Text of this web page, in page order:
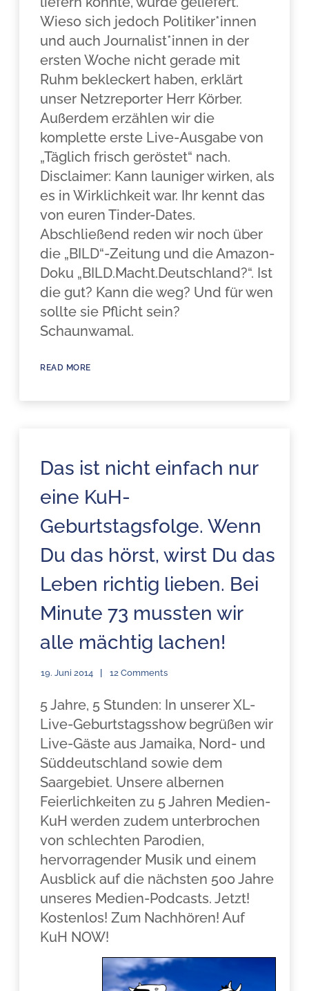
Wieso sich jedoch Politiker*innen
und auch Journalist*innen in der
ersten Woche nicht gerade mit
Ruhm bekleckert haben, erklärt
unser Netzreporter Herr Körber.
Außerdem erzählen wir die
komplette erste Live-Ausgabe von
„Täglich frisch geröstet“ nach.
Disclaimer: Kann launiger wirken, als
es in Wirklichkeit war. Ihr kennt das
von euren Tinder-Dates.
Abschließend reden wir noch über
die „BILD“-Zeitung und die Amazon-
Doku „BILD.Macht.Deutschland?“. Ist
die gut? Kann die weg? Und für wen
sollte sie Pflicht sein?
Schaunwamal.
READ MORE
Das ist nicht einfach nur
eine KuH-
Geburtstagsfolge. Wenn
Du das hörst, wirst Du das
Leben richtig lieben. Bei
Minute 73 mussten wir
alle mächtig lachen!
19. Juni 2014 12 Comments
5 Jahre, 5 Stunden: In unserer XL-
Live-Geburtstagsshow begrüßen wir
Live-Gäste aus Jamaika, Nord- und
Süddeutschland sowie dem
Saargebiet. Unsere albernen
Feierlichkeiten zu 5 Jahren Medien-
KuH werden zudem unterbrochen
von schlechten Parodien,
hervorragender Musik und einem
Ausblick auf die nächsten 500 Jahre
unseres Medien-Podcasts. Jetzt!
Kostenlos! Zum Nachhören! Auf
KuH NOW!